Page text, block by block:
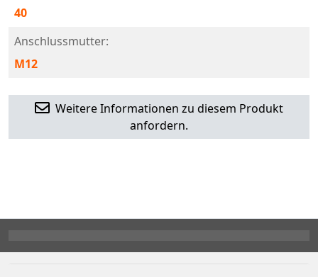
40
Anschlussmutter:
M12
Weitere Informationen zu diesem Produkt
anfordern.